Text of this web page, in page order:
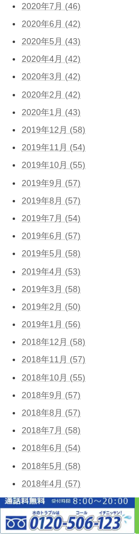
2020年7月 (46)
2020年6月 (42)
2020年5月 (43)
2020年4月 (42)
2020年3月 (42)
2020年2月 (42)
2020年1月 (43)
2019年12月 (58)
2019年11月 (54)
2019年10月 (55)
2019年9月 (57)
2019年8月 (57)
2019年7月 (54)
2019年6月 (57)
2019年5月 (58)
2019年4月 (53)
2019年3月 (58)
2019年2月 (50)
2019年1月 (56)
2018年12月 (58)
2018年11月 (57)
2018年10月 (55)
2018年9月 (57)
2018年8月 (57)
2018年7月 (58)
2018年6月 (54)
2018年5月 (58)
2018年4月 (57)
2018年3月 (58)
2018年2月 (52)